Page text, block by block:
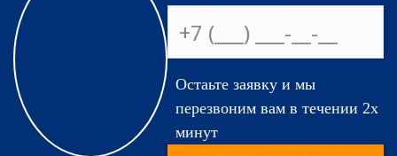
насекомых?
На сколько
эффективны
применяемые
средства?
Остаьте заявку и мы
перезвоним вам в течении 2х
минут